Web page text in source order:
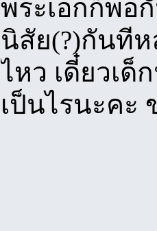
พระเอกก็พอ
นิสัย(?)กันที
ไหว เดี๋ยวเด็
เป็นไรนะคะ